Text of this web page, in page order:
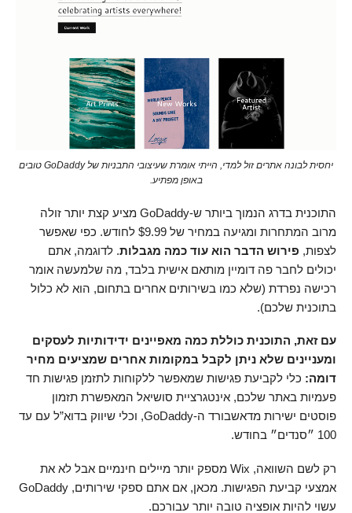
יחסית לבונה אתרים זול למדי, הייתי אומרת שעיצובי התבניות של GoDaddy טובים
באופן מפתיע.
התוכנית בדרג הנמוך ביותר ש-GoDaddy מציע קצת יותר זולה
מרוב המתחרות ומגיעה במחיר של
$9.99
לחודש. כפי שאפשר
לצפות, פירוש הדבר הוא עוד כמה מגבלות. לדוגמה, אתם
יכולים לחבר פה דומיין מותאם אישית בלבד, מה שלמעשה אומר
רכישה נפרדת (שלא כמו בשירותים אחרים בתחום, הוא לא כלול
בתוכנית שלכם).
עם זאת, התוכנית כוללת כמה מאפיינים ידידותיות לעסקים
ומעניינים שלא ניתן לקבל במקומות אחרים שמציעים מחיר
דומה: כלי לקביעת פגישות שמאפשר ללקוחות לתזמן פגישות חד
פעמיות באתר שלכם, אינטגרציית סושיאל המאפשרת תזמון
פוסטים ישירות מדאשבורד ה-GoDaddy, וכלי שיווק בדוא”ל עם עד
100 ״סנדים״ בחודש.
רק לשם השוואה, Wix מספק יותר מיילים חינמיים אבל לא את
אמצעי קביעת הפגישות. מכאן, אם אתם ספקי שירותים, GoDaddy
עשוי להיות אופציה טובה יותר עבורכם.